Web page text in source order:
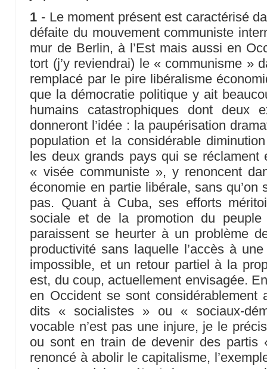
1 - Le moment présent est caractérisé
défaite du mouvement communiste
mur de Berlin, à l’Est mais aussi en
tort (j’y reviendrai) le « communisme »
remplacé par le pire libéralisme
que la démocratie politique y ait
humains catastrophiques dont deux
donneront l’idée : la paupérisation
population et la considérable
les deux grands pays qui se réclament
« visée communiste », y renoncent
économie en partie libérale, sans qu’on
pas. Quant à Cuba, ses efforts
sociale et de la promotion du
paraissent se heurter à un problème
productivité sans laquelle l’accès à
impossible, et un retour partiel à la
est, du coup, actuellement envisagée.
en Occident se sont considérablement
dits « socialistes » ou « sociaux-
vocable n’est pas une injure, je le
ou sont en train de devenir des partis
renoncé à abolir le capitalisme,